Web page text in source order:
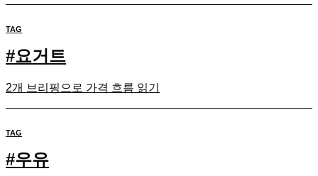
TAG
#요거트
2개 브리핑으로 가격 흐름 읽기
TAG
#우유